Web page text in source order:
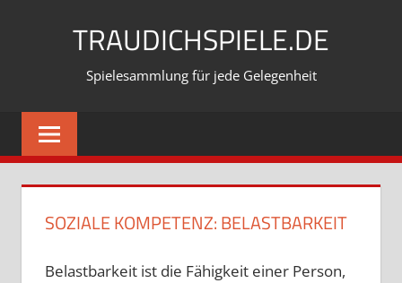
TRAUDICHSPIELE.DE
Spielesammlung für jede Gelegenheit
SOZIALE KOMPETENZ:BELASTBARKEIT
Belastbarkeit ist die Fähigkeit einer Person,